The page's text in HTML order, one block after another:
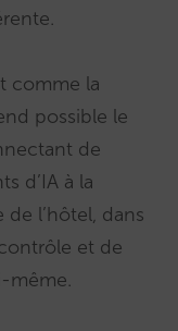
comme la
possible le
de
d’IA à la
l’hôtel, dans
et de
même.